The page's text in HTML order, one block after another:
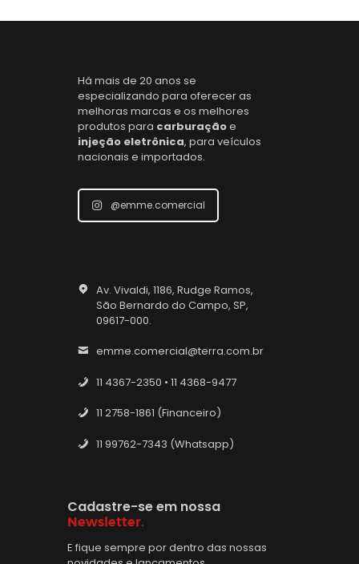
Há mais de 20 anos se
especializando para oferecer as
melhoras marcas e os melhores
produtos para carburaçãoe
injeção eletrônica, para veículos
nacionais e importados.
@emme.comercial
Av. Vivaldi, 1186, Rudge Ramos,
São Bernardo do Campo, SP,
09617-000.
emme.comercial@terra.com.br
11 4367-2350 • 11 4368-9477
11 2758-1861 (Financeiro)
11 99762-7343 (Whatsapp)
Cadastre-se em nossa
Newsletter.
E fique sempre por dentro das nossas